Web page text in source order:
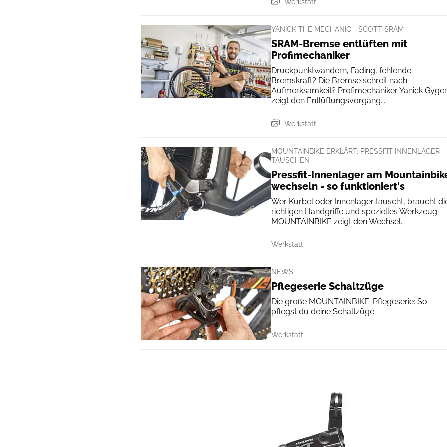
Werkstatt
YANICK THE MECHANIC - SCOTT SRAM
SRAM-Bremse entlüften mit
Profimechaniker
Druckpunktwandern, Fading, fehlende
Bremskraft? Die Bremse schreit nach
Aufmerksamkeit? Profimechaniker Yanick Gyger
zeigt den Entlüftungsvorgang...
Werkstatt
MOUNTAINBIKE ERKLÄRT: PRESSFIT INNENLAGER
TAUSCHEN
Pressfit-Innenlager am
wechseln - so funktioniert's
Wer Kurbel oder Innenlager tauscht, braucht
richtigen Handgriffe und spezielles Werkzeug.
MOUNTAINBIKE zeigt den Wechsel.
Werkstatt
NEWS
Pflegeserie Schaltzüge
Die große MOUNTAINBIKE-Pflegeserie: So
pflegst du deine Schaltzüge
Werkstatt